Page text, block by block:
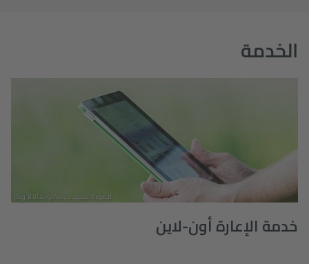
الخدمة
الصورة: معهد جوته/لوريدانا لا روكا
خدمة الإعارة أون-لاين